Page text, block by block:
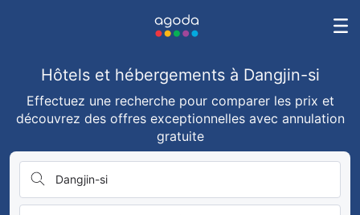
Hôtels et hébergements à Dangjin-si
Effectuez une recherche pour comparer les prix et
découvrez des offres exceptionnelles avec annulation
gratuite
Dangjin-si